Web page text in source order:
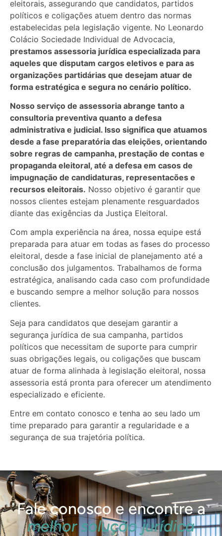
eleitorais, assegurando que candidatos, partidos
políticos e coligações atuem dentro das normas
estabelecidas pela legislação vigente. No Leonardo
Colácio Sociedade Individual de Advocacia,
prestamos assessoria jurídica especializada para
aqueles que disputam cargos eletivos e para as
organizações partidárias que desejam atuar de
forma estratégica e segura no cenário político.
Nosso serviço de assessoria abrange tanto a
consultoria preventiva quanto a defesa
administrativa e judicial. Isso significa que atuamos
desde a fase preparatória das eleições, orientando
sobre regras de campanha, prestação de contas e
propaganda eleitoral, até a defesa em casos de
impugnação de candidaturas, representacões e
recursos eleitorais. Nosso objetivo é garantir que
nossos clientes estejam plenamente resguardados
diante das exigências da Justiça Eleitoral.
Com ampla experiência na área, nossa equipe está
preparada para atuar em todas as fases do processo
eleitoral, desde a fase inicial de planejamento até a
conclusão dos julgamentos. Trabalhamos de forma
estratégica, analisando cada caso com profundidade
e buscando sempre a melhor solução para nossos
clientes.
Seja para candidatos que desejam garantir a
segurança jurídica de sua campanha, partidos
políticos que necessitam de suporte para cumprir
suas obrigações legais, ou coligações que buscam
atuar de forma alinhada à legislação eleitoral, nossa
assessoria está pronta para oferecer um atendimento
especializado e eficiente.
Entre em contato conosco e tenha ao seu lado um
time preparado para garantir a regularidade e a
segurança de sua trajetória política.
Fale conosco e encontre a
melhor solução jurídica